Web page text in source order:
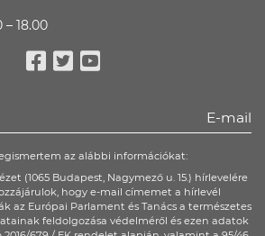
– 18.00
az alábbi információkat:
(1065 Budapest, Nagymező u. 15.) hírlevelére
hogy e-mail címemet a hírlevél
az Európai Parlament és Tanács a természetes
feldolgozása védelméről és ezen adatok